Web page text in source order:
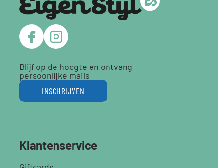
Blijf op de hoogte en ontvang
persoonlijke mails
INSCHRIJVEN
Klantenservice